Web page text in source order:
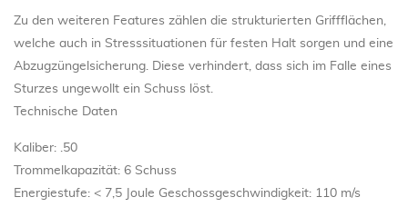
Zu den weiteren Features zählen die strukturierten Griffflächen,
welche auch in Stresssituationen für festen Halt sorgen und eine
Abzugzüngelsicherung. Diese verhindert, dass sich im Falle eines
Sturzes ungewollt ein Schuss löst.
Technische Daten
Kaliber: .50
Trommelkapazität: 6 Schuss
Energiestufe: < 7,5 Joule Geschossgeschwindigkeit: 110 m/s